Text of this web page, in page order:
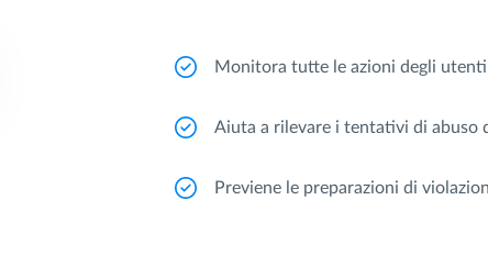
Monitora tutte le azioni degli
Aiuta a rilevare i tentativi di abuso
Previene le preparazioni di